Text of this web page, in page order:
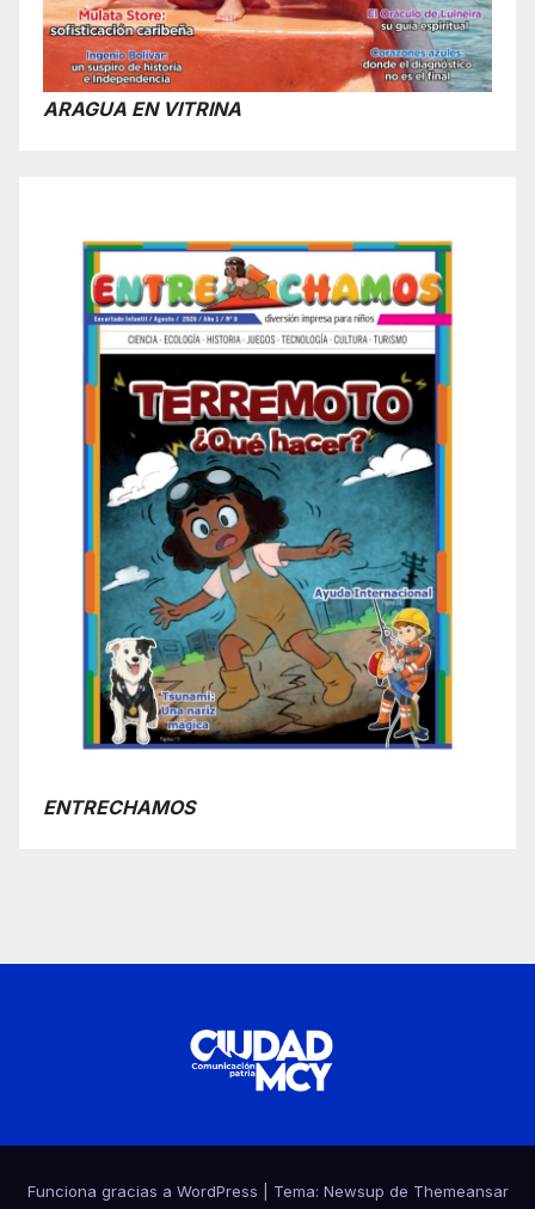
ARAGUA EN VITRINA
ENTRECHAMOS
Funciona gracias a WordPress Tema: Newsup de Themeansar